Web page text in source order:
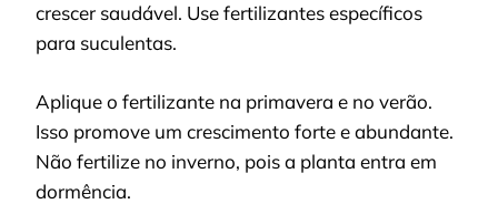
crescer saudável. Use fertilizantes específicos
para suculentas.
Aplique o fertilizante na primavera e no verão.
Isso promove um crescimento forte e abundante.
Não fertilize no inverno, pois a planta entra em
dormência.